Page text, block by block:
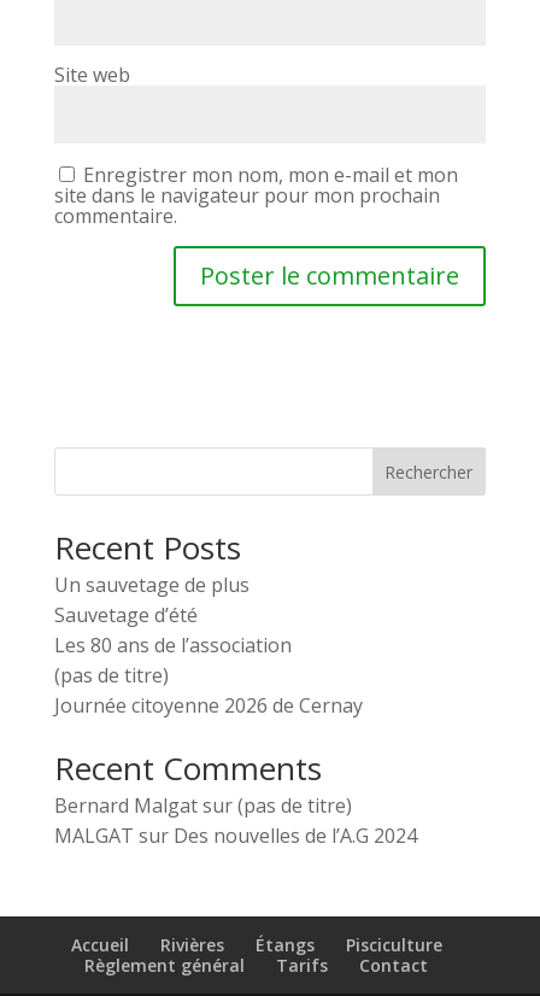
Site web
Enregistrer mon nom, mon e-mail et mon
site dans le navigateur pour mon prochain
commentaire.
Rechercher
Recent Posts
Un sauvetage de plus
Sauvetage d’été
Les 80 ans de l’association
(pas de titre)
Journée citoyenne 2026 de Cernay
Recent Comments
Bernard Malgatsur(pas de titre)
MALGAT sur Des nouvelles de l’A.G 2024
Accueil Rivières Étangs
Pisciculture
Règlement général
Tarifs Contact